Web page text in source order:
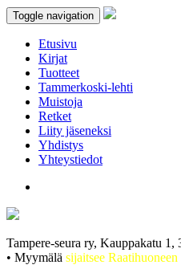
Toggle navigation
Etusivu
Kirjat
Tuotteet
Tammerkoski-lehti
Muistoja
Retket
Liity jäseneksi
Yhdistys
Yhteystiedot
Tampere-seura ry, Kauppakatu
• Myymälä sijaitsee